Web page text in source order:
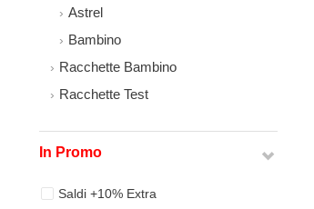
Astrel
Bambino
Racchette Bambino
Racchette Test
In Promo
Saldi +10% Extra